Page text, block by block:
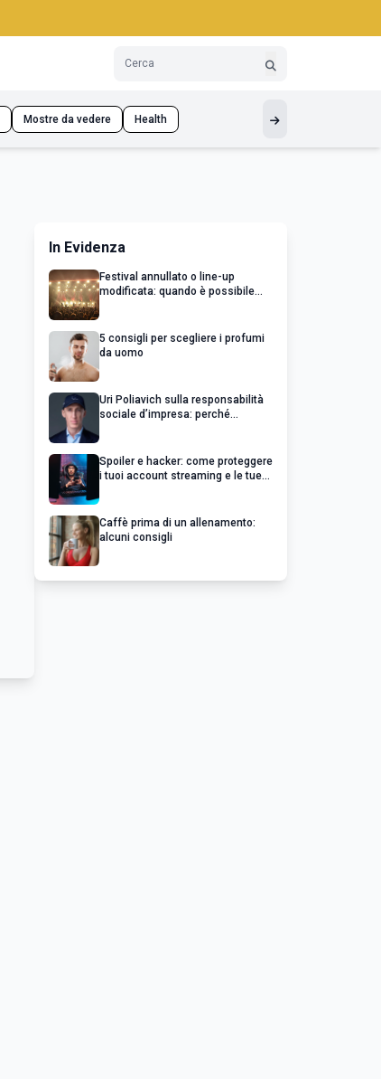
Mostre da vedere Health
In Evidenza
Festival annullato o line-up
modificata: quando è possibile
5 consigli per scegliere i profumi
da uomo
Uri Poliavich sulla responsabilità
sociale d’impresa: perché
Spoiler e hacker: come proteggere
i tuoi account streaming e le tue
Caffè prima di un allenamento:
alcuni consigli